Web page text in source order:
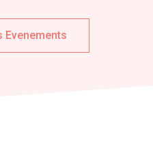
Evenements